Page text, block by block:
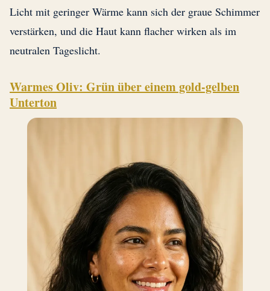
Licht mit geringer Wärme kann sich der graue Schimmer
verstärken, und die Haut kann flacher wirken als im
neutralen Tageslicht.
Warmes Oliv: Grün über einem gold-gelben
Unterton